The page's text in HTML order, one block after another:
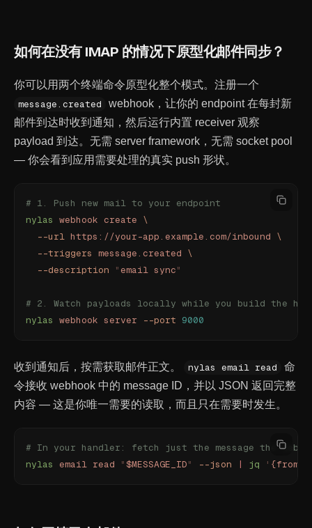
如何在没有 IMAP 的情况下原型化邮件同步？
你可以用两个终端命令原型化整个模式。注册一个
message.created
webhook，让你的 endpoint 在每封新
邮件到达时收到通知，然后运行内置 receiver 观察
payload 到达。无需 server framework，无需 socket pool
— 你会看到应用需要处理的真实 push 形状。
# 1. Push new mail to your endpoint
nylas webhook create \
  --url
https://your-app.example.com/inbound \
  --triggers
message.created \
  --description
"email sync"
# 2. Watch payloads locally while you build the
nylas webhook server --port 9000
收到通知后，按需获取邮件正文。 nylas email read
命
令接收 webhook 中的 message ID，并以 JSON 返回完整
内容 — 这是你唯一需要的读取，而且只在需要时发生。
# In your handler: fetch just the message the
nylas email read "$MESSAGE_ID" --json | jq ' {from: